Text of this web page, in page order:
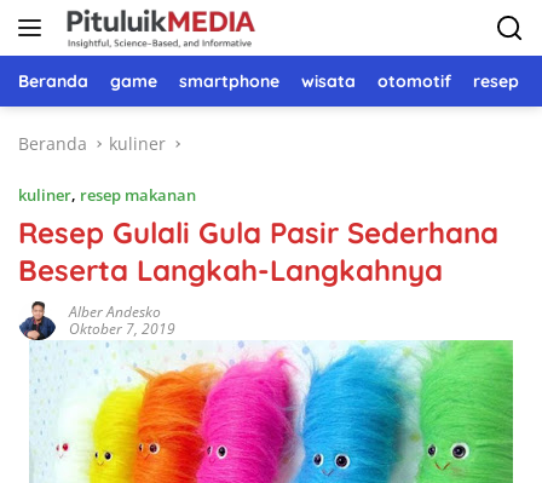
Langsung
Beranda game smartphone wisata otomotif resep
Beranda kuliner
kuliner, resep makanan
Resep Gulali Gula Pasir Sederhana
Beserta Langkah-Langkahnya
Alber Andesko
Oktober 7, 2019